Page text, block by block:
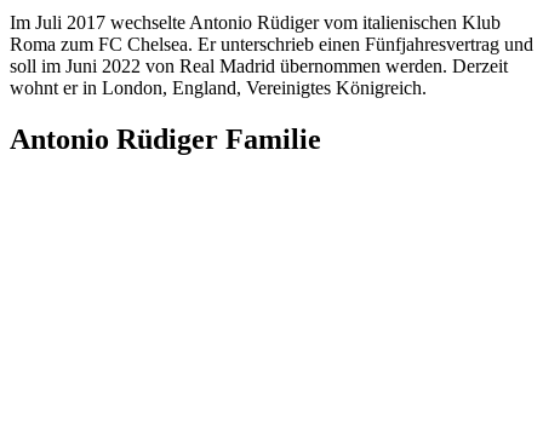
Im Juli 2017 wechselte Antonio Rüdiger vom italienischen Klub
Roma zum FC Chelsea. Er unterschrieb einen Fünfjahresvertrag und
soll im Juni 2022 von Real Madrid übernommen werden. Derzeit
wohnt er in London, England, Vereinigtes Königreich.
Antonio Rüdiger Familie